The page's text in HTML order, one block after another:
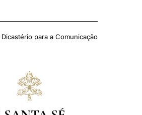
para a Comunicação